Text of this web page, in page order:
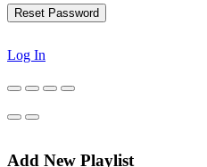
Log In
Add New Playlist